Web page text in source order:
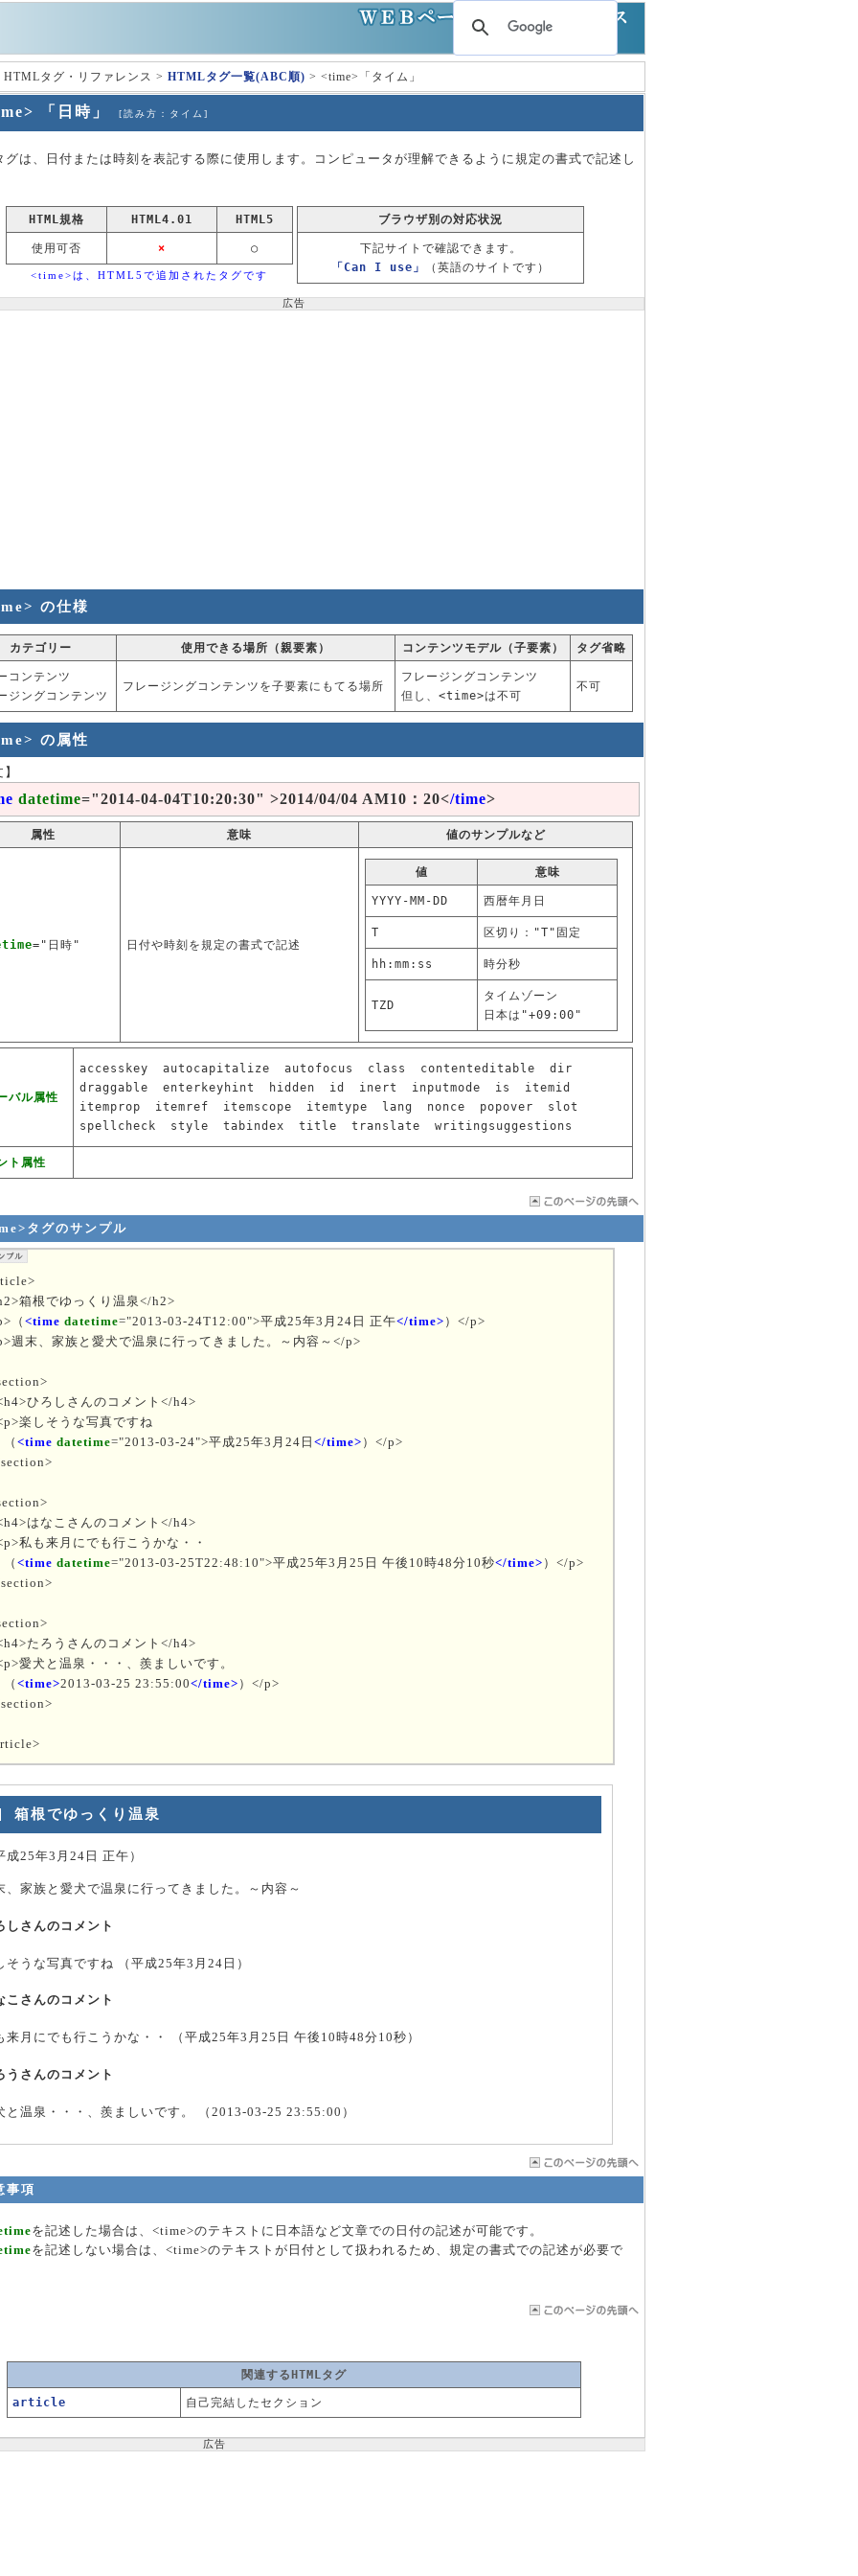
HTMLタグ・リファレンス > HTMLタグ一覧(ABC順) > <time>「タイム」
「日時」 [読み方：タイム]
グは、日付または時刻を表記する際に使用します。コンピュータが理解できるように規定の書式で記述し
HTML規格 HTML4.01 HTML5
使用可否 × ○
<time>は、HTML5で追加されたタグです
ブラウザ別の対応状況
下記サイトで確認できます。
「Can I use」
（英語のサイトです）
広告
の仕様
カテゴリー 使用できる場所（親要素） コンテンツモデル（子要素） タグ省略
コンテンツ
ジングコンテンツ
フレージングコンテンツを子要素にもてる場所
フレージングコンテンツ
但し、<time>は不可
不可
の属性
datetime="2014-04-04T10:20:30" >2014/04/04 AM10：20</time>
属性 意味 値のサンプルなど
="日時" 日付や時刻を規定の書式で記述
値 意味
YYYY-MM-DD 西暦年月日
T 区切り："T"固定
hh:mm:ss 時分秒
TZD
タイムゾーン
日本は"+09:00"
バル属性
accesskey autocapitalize autofocus class contenteditable
dir
draggable
enterkeyhint hidden id inert inputmode is
itemid
itemprop
itemref itemscope itemtype lang nonce popover
slot
spellcheck
style tabindex title translate writingsuggestions
ト属性
タグのサンプル
箱根でゆっくり温泉</h2>
（<time datetime="2013-03-24T12:00">平成25年3月24日 正午</time> ）</p>
週末、家族と愛犬で温泉に行ってきました。～内容～</p>
ひろしさんのコメント</h4>
楽しそうな写真ですね
<time datetime="2013-03-24">平成25年3月24日 </time> ）</p>
はなこさんのコメント</h4>
私も来月にでも行こうかな・・
<time datetime="2013-03-25T22:48:10">平成25年3月25日 午後10時48分10秒</time> ）</p>
たろうさんのコメント</h4>
愛犬と温泉・・・、羨ましいです。
<time>2013-03-25 23:55:00</time> ）</p>
箱根でゆっくり温泉
成25年3月24日 正午 ）
、家族と愛犬で温泉に行ってきました。～内容～
しさんのコメント
そうな写真ですね （ 平成25年3月24日 ）
こさんのコメント
来月にでも行こうかな・・ （平成25年3月25日 午後10時48分10秒 ）
うさんのコメント
と温泉・・・、羨ましいです。 （ 2013-03-25 23:55:00 ）
事項
を記述した場合は、<time>のテキストに日本語など文章での日付の記述が可能です。
を記述しない場合は、<time>のテキストが日付として扱われるため、規定の書式での記述が必要で
関連するHTMLタグ
article 自己完結したセクション
広告